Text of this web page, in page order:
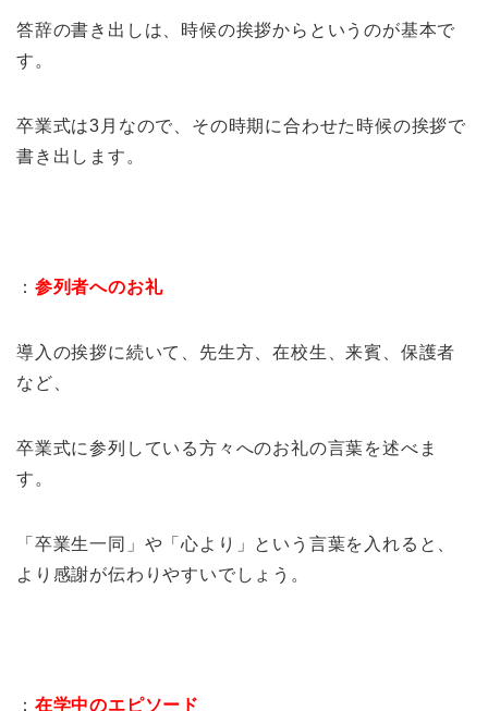
答辞の書き出しは、時候の挨拶からというのが基本で
す。
卒業式は3月なので、その時期に合わせた時候の挨拶で
書き出します。
： 参列者へのお礼
導入の挨拶に続いて、先生方、在校生、来賓、保護者
など、
卒業式に参列している方々へのお礼の言葉を述べま
す。
「卒業生一同」や「心より」という言葉を入れると、
より感謝が伝わりやすいでしょう。
： 在学中のエピソード